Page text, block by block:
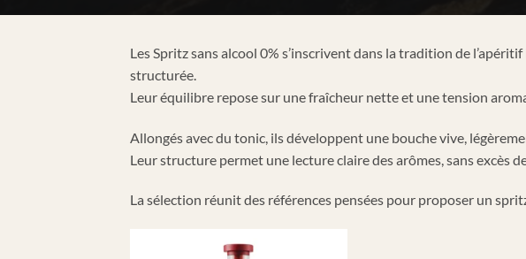
Les Spritz sans alcool 0% s’inscrivent dans la tradition de
structurée.
Leur équilibre repose sur une fraîcheur nette et une tension
Allongés avec du tonic, ils développent une bouche vive,
Leur structure permet une lecture claire des arômes, sans excès
La sélection réunit des références pensées pour proposer un